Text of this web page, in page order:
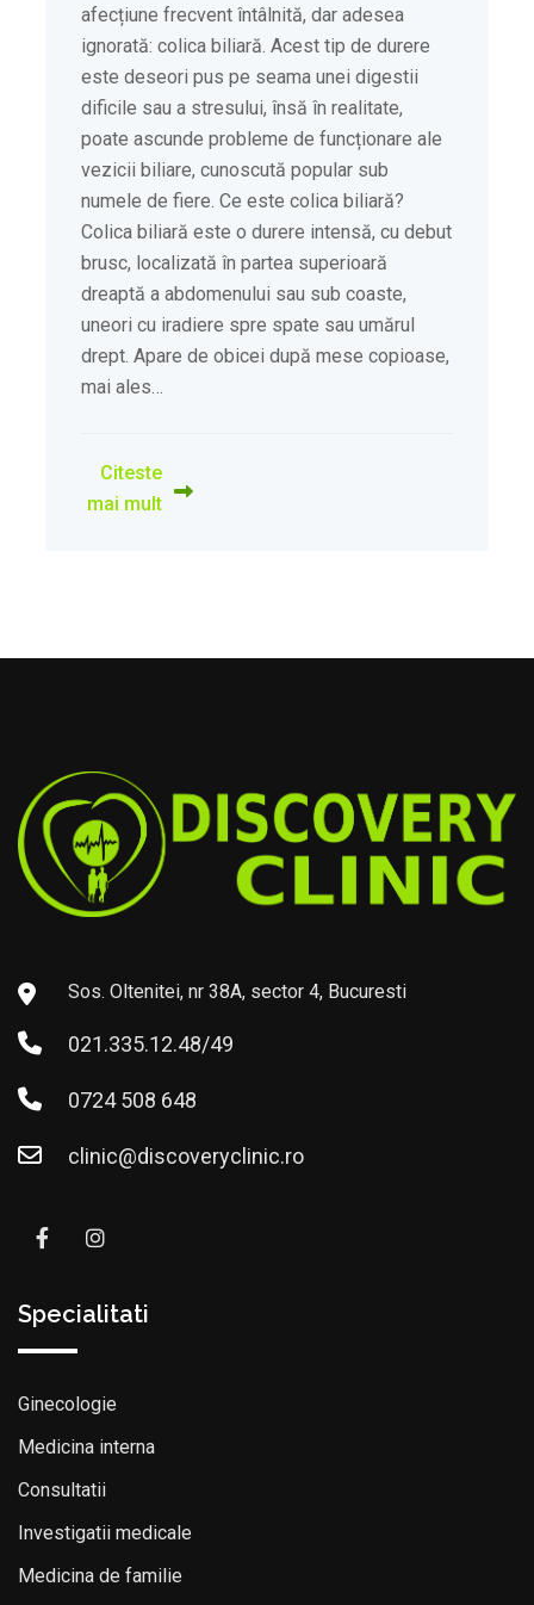
afecțiune frecvent întâlnită, dar adesea
ignorată: colica biliară. Acest tip de durere
este deseori pus pe seama unei digestii
dificile sau a stresului, însă în realitate,
poate ascunde probleme de funcționare ale
vezicii biliare, cunoscută popular sub
numele de fiere. Ce este colica biliară?
Colica biliară este o durere intensă, cu debut
brusc, localizată în partea superioară
dreaptă a abdomenului sau sub coaste,
uneori cu iradiere spre spate sau umărul
drept. Apare de obicei după mese copioase,
mai ales…
Citeste
mai mult
Sos. Oltenitei, nr 38A, sector 4, Bucuresti
021.335.12.48/49
0724 508 648
clinic@discoveryclinic.ro
Specialitati
Ginecologie
Medicina interna
Consultatii
Investigatii medicale
Medicina de familie